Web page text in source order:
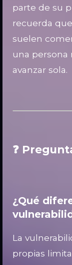
parte de su
recuerda
suelen
una persona
avanzar sola.
❓
¿Qué
La
propias